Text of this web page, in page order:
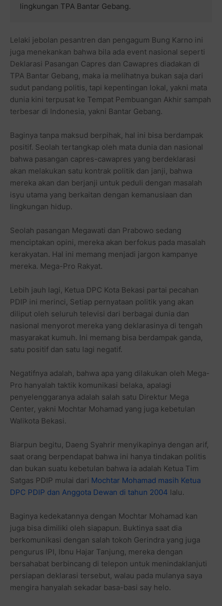
lingkungan TPA Bantar Gebang.
Lelaki jebolan pesantren dan pengagum Bung Karno ini
juga menekankan bahwa bila ada event nasional seperti
Deklarasi Pasangan Capres dan Cawapres diadakan di
TPA Bantar Gebang, maka ia melihatnya bukan saja dari
sudut pandang politis, tapi kepentingan lokal, yakni mata
dunia kini terpusat ke Tempat Pembuangan Akhir sampah
terbesar di Indonesia, yakni Bantar Gebang.
Baginya tanpa maksud berpihak, hal ini bisa berdampak
positif. Seolah tertangkap oleh mata dunia dan nasional
bahwa pasangan capres-cawapres yang berdeklarasi
akan melakukan satu kontrak politik dan janji, bahwa
mereka akan dan berjanji untuk peduli dengan masalah
isyu utama yang berkaitan dengan kemanusiaan dan
lingkungan hidup.
Seolah pasangan Megawati dan Prabowo sedang
menciptakan opini, mereka akan berfokus pada masalah
kerakyatan. Hal ini memang menjadi jargon kampanye
mereka. Mega-Pro Rakyat.
Lebih jauh lagi, Ketua DPC Kota Bekasi partai pecahan
PDIP ini merinci, Setiap pernyataan politik yang akan
diliput oleh seluruh televisi dari berbagai dunia dan
nasional menyorot mereka yang deklarasinya di tengah
masyarakat kumuh. Ini memang bisa berdampak ganda,
satu positif dan satu lagi negatif.
Negatifnya adalah, bahwa apa yang dilakukan oleh Mega-
Pro hanyalah taktik komunikasi belaka, apalagi
penyelenggaranya adalah salah satu Direktur Mega
Center, yakni Mochtar Mohamad yang juga kebetulan
Walikota Bekasi.
Biarpun begitu, Daeng Syahrir menyikapinya dengan arif,
saat orang berpendapat bahwa ini hanya tindakan politis
dan bukan suatu kebetulan bahwa ia adalah Ketua Tim
Satgas PDIP mulai dari Mochtar Mohamad masih Ketua
DPC PDIP dan Anggota Dewan di tahun 2004 lalu.
Baginya kedekatannya dengan Mochtar Mohamad kan
juga bisa dimiliki oleh siapapun. Buktinya saat dia
berkomunikasi dengan salah tokoh Gerindra yang juga
pengurus IPI, Ibnu Hajar Tanjung, mereka dengan
bersahabat berbincang di telepon untuk menindaklanjuti
persiapan deklarasi tersebut, walau pada mulanya saya
mengira hanyalah sekadar basa-basi say helo.